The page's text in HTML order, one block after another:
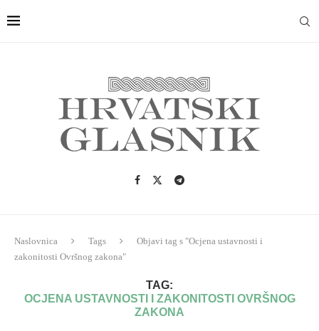
Naslovnica Tags
Objavi tag s "Ocjena ustavnosti i
zakonitosti Ovršnog zakona"
TAG:
OCJENA USTAVNOSTI I ZAKONITOSTI OVRŠNOG
ZAKONA